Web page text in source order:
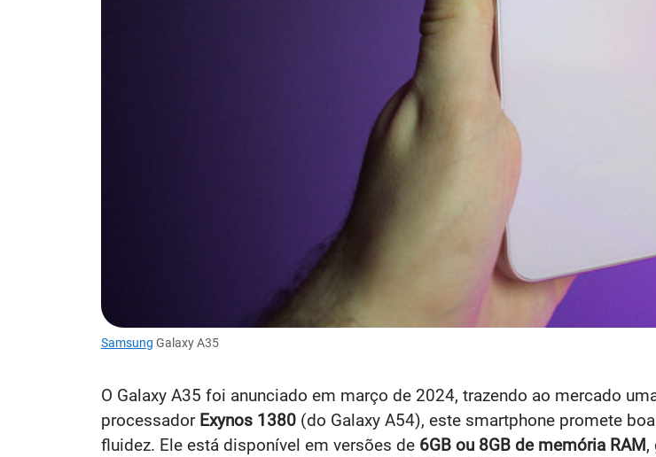
Samsung Galaxy A35
O Galaxy A35 foi anunciado em março de 2024, trazendo ao mercado
processador Exynos 1380 (do Galaxy A54), este smartphone promete
fluidez. Ele está disponível em versões de 6GB ou 8GB de memória RAM,